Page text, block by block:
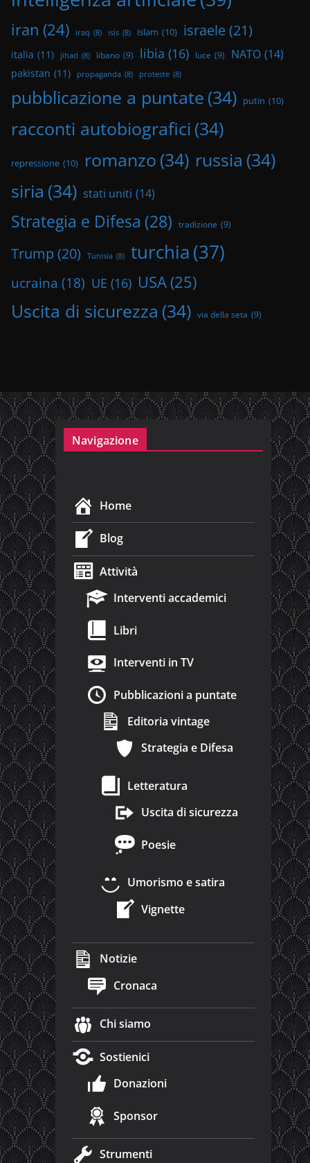
iran (24) iraq (8) isis (8) islam (10) israele(21)
italia (11) jihad (8) libano (9) libia (16) luce (9) NATO (14)
pakistan (11) propaganda (8) proteste (8)
pubblicazione a puntate (34) putin (10)
racconti autobiografici (34)
repressione (10) romanzo (34) russia (34)
siria (34) stati uniti (14)
Strategia e Difesa (28) tradizione (9)
Trump (20) Tunisia (8) turchia(37)
ucraina (18) UE (16) USA (25)
Uscita di sicurezza (34) via della seta (9)
Navigazione
Home
Blog
Attività
Interventi accademici
Libri
Interventi in TV
Pubblicazioni a puntate
Editoria vintage
Strategia e Difesa
Letteratura
Uscita di sicurezza
Poesie
Umorismo e satira
Vignette
Notizie
Cronaca
Chi siamo
Sostienici
Donazioni
Sponsor
Strumenti